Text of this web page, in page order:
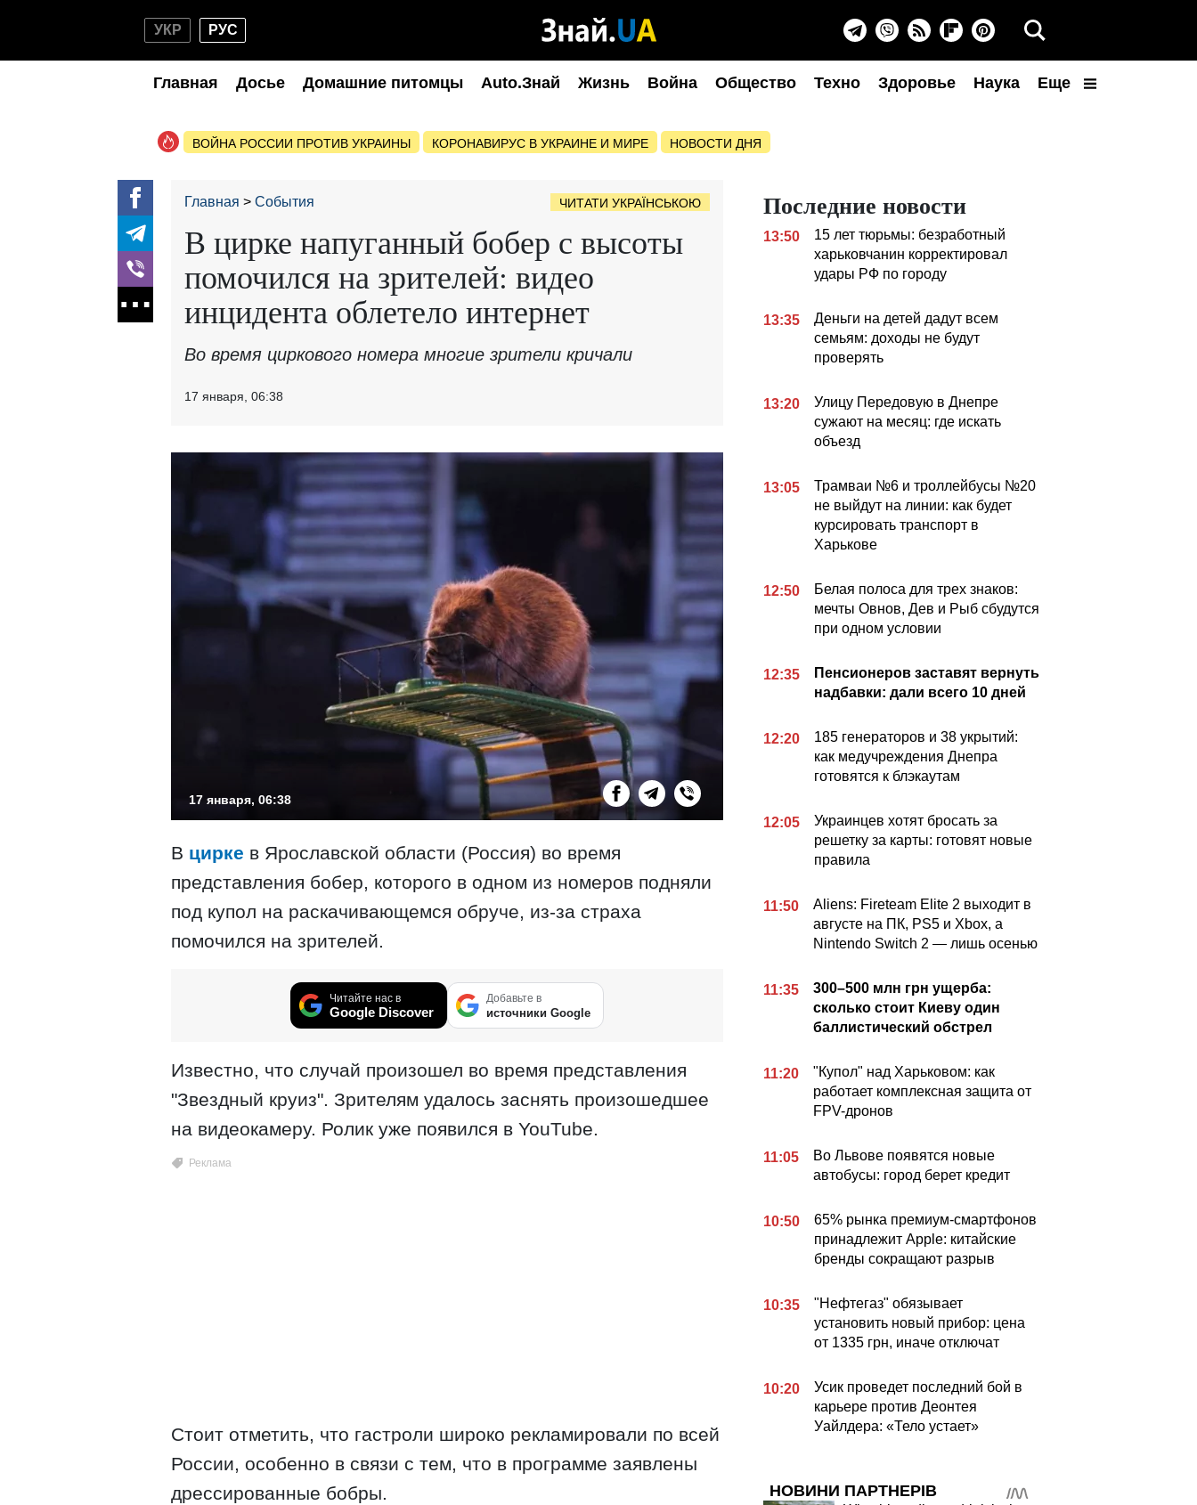
УКР РУС
Главная Досье Домашние питомцы Auto.Знай Жизнь Война Общество Техно Здоровье Наука Еще
ВОЙНА РОССИИ ПРОТИВ УКРАИНЫ КОРОНАВИРУС В УКРАИНЕ И МИРЕ НОВОСТИ ДНЯ
Главная События ЧИТАТИ УКРАЇНСЬКОЮ
В цирке напуганный бобер с высоты
помочился на зрителей: видео
инцидента облетело интернет
Во время циркового номера многие зрители кричали
17 января, 06:38
17 января, 06:38
В цирке в Ярославской области (Россия) во время
представления бобер, которого в одном из номеров подняли
под купол на раскачивающемся обруче, из-за страха
помочился на зрителей.
Читайте нас в
Google Discover
Добавьте в
источники Google
Известно, что случай произошел во время представления
"Звездный круиз". Зрителям удалось заснять произошедшее
на видеокамеру. Ролик уже появился в YouTube.
Стоит отметить, что гастроли широко рекламировали по всей
России, особенно в связи с тем, что в программе заявлены
дрессированные бобры.
Последние новости
13:50
15 лет тюрьмы: безработный
харьковчанин корректировал
удары РФ по городу
13:35
Деньги на детей дадут всем
семьям: доходы не будут
проверять
13:20
Улицу Передовую в Днепре
сужают на месяц: где искать
объезд
13:05
Трамваи №6 и троллейбусы №20
не выйдут на линии: как будет
курсировать транспорт в
Харькове
12:50
Белая полоса для трех знаков:
мечты Овнов, Дев и Рыб сбудутся
при одном условии
12:35
Пенсионеров заставят вернуть
надбавки: дали всего 10 дней
12:20
185 генераторов и 38 укрытий:
как медучреждения Днепра
готовятся к блэкаутам
12:05
Украинцев хотят бросать за
решетку за карты: готовят новые
правила
11:50
Aliens: Fireteam Elite 2 выходит в
августе на ПК, PS5 и Xbox, а
Nintendo Switch 2 — лишь осенью
11:35
300–500 млн грн ущерба:
сколько стоит Киеву один
баллистический обстрел
11:20
"Купол" над Харьковом: как
работает комплексная защита от
FPV-дронов
11:05
Во Львове появятся новые
автобусы: город берет кредит
10:50
65% рынка премиум-смартфонов
принадлежит Apple: китайские
бренды сокращают разрыв
10:35
"Нефтегаз" обязывает
установить новый прибор: цена
от 1335 грн, иначе отключат
10:20
Усик проведет последний бой в
карьере против Деонтея
Уайлдера: «Тело устает»
НОВИНИ ПАРТНЕРІВ